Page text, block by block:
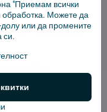
✓ Оригинално
изисква редовна
"Приемам всички
обработка. Можете да
или да промените
си.